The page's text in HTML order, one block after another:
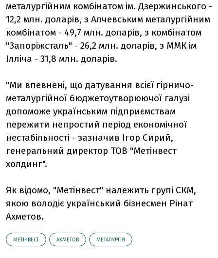
металургійним комбінатом ім. Дзержинського -
12,2 млн. доларів, з Алчевським металургійним
комбінатом - 49,7 млн. доларів, з комбінатом
"Запоріжсталь" - 26,2 млн. доларів, з ММК ім
Ілліча - 31,8 млн. доларів.
"Ми впевнені, що датування всієї гірничо-
металургійної бюджетоутворюючої галузі
допоможе українським підприємствам
пережити непростий період економічної
нестабільності - зазначив Ігор Сирий,
генеральний директор ТОВ "Метінвест
холдинг".
Як відомо, "Метінвест" належить групі СКМ,
якою володіє український бізнесмен Рінат
Ахметов.
МЕТІНВЕСТ АХМЕТОВ МЕТАЛУРГІЯ